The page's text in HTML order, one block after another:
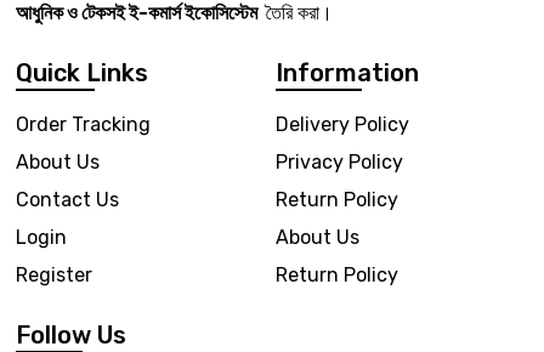
আধুনিক ও টেকসই ই-কমার্স ইকোসিস্টেম তৈরি করা।
Quick Links
Order Tracking
About Us
Contact Us
Login
Register
Information
Delivery Policy
Privacy Policy
Return Policy
About Us
Return Policy
Follow Us